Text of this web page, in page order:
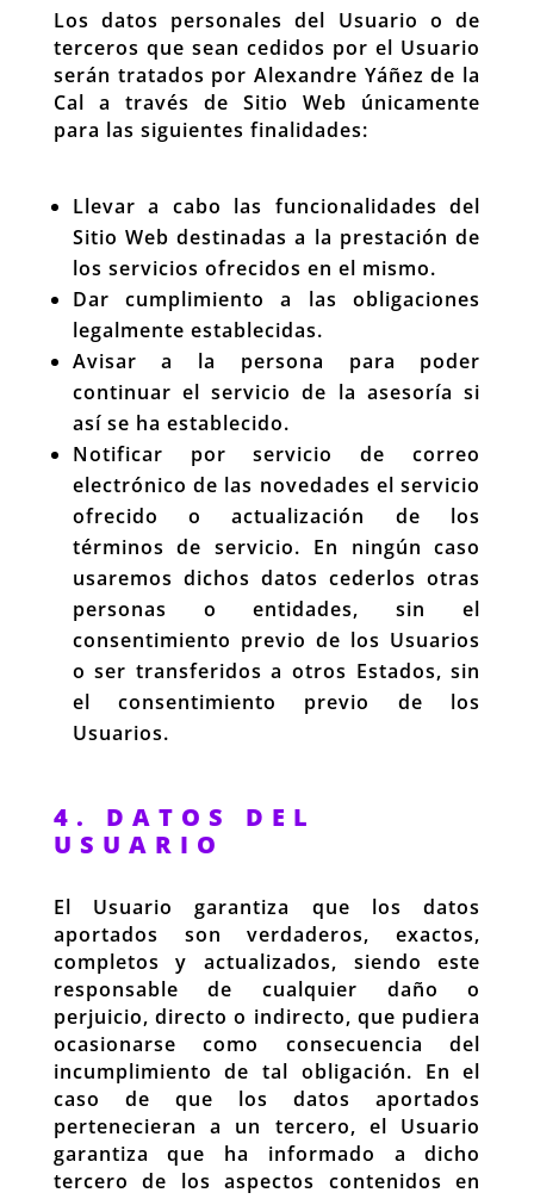
Los datos personales del Usuario o de
terceros que sean cedidos por el Usuario
serán tratados por Alexandre Yáñez de la
Cal a través de Sitio Web únicamente
para las siguientes finalidades:
Llevar a cabo las funcionalidades del
Sitio Web destinadas a la prestación de
los servicios ofrecidos en el mismo.
Dar cumplimiento a las obligaciones
legalmente establecidas.
Avisar a la persona para poder
continuar el servicio de la asesoría si
así se ha establecido.
Notificar por servicio de correo
electrónico de las novedades el servicio
ofrecido o actualización de los
términos de servicio. En ningún caso
usaremos dichos datos cederlos otras
personas o entidades, sin el
consentimiento previo de los Usuarios
o ser transferidos a otros Estados, sin
el consentimiento previo de los
Usuarios.
4. DATOS DEL
USUARIO
El Usuario garantiza que los datos
aportados son verdaderos, exactos,
completos y actualizados, siendo este
responsable de cualquier daño o
perjuicio, directo o indirecto, que pudiera
ocasionarse como consecuencia del
incumplimiento de tal obligación. En el
caso de que los datos aportados
pertenecieran a un tercero, el Usuario
garantiza que ha informado a dicho
tercero de los aspectos contenidos en